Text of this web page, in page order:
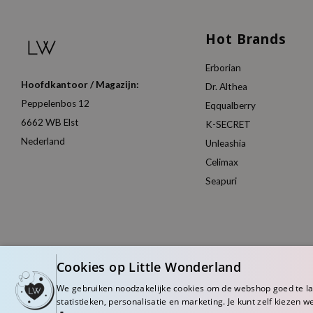
Hoofdkantoor / Magazijn:
Peppelenbos 12
6662 WB Elst
Nederland
Hot Brands
Erborian
Dr. Althea
Eqqualberry
K-SECRET
Unleashia
Celimax
Seapuri
Cookies op Little Wonderland
We gebruiken noodzakelijke cookies om de webshop goed
statistieken, personalisatie en marketing. Je kunt zelf kiezen